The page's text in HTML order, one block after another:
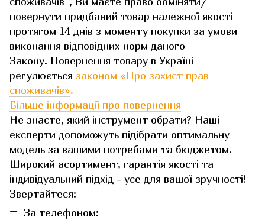
повернути придбаний товар належної якості
протягом 14 днів з моменту покупки за умови
виконання відповідних норм даного
Закону. Повернення товару в Україні
регулюється законом «Про захист прав
споживачів».
Більше інформації про повернення
Не знаєте, який інструмент обрати? Наші
експерти допоможуть підібрати оптимальну
модель за вашими потребами та бюджетом.
Широкий асортимент, гарантія якості та
індивідуальний підхід - усе для вашої зручності!
Звертайтеся:
За телефоном: